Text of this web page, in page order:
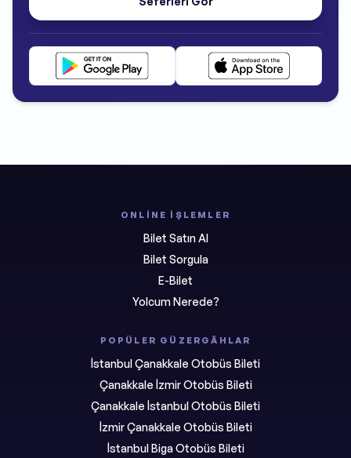
ONLINE İŞLEMLER
Bilet Satın Al
Bilet Sorgula
E-Bilet
Yolcum Nerede?
POPÜLER GÜZERGÂHLAR
İstanbul Çanakkale Otobüs Bileti
Çanakkale İzmir Otobüs Bileti
Çanakkale İstanbul Otobüs Bileti
İzmir Çanakkale Otobüs Bileti
İstanbul Biga Otobüs Bileti